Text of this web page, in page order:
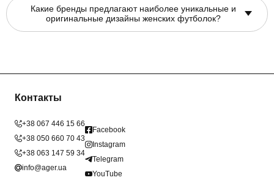
Какие бренды предлагают наиболее уникальные и
оригинальные дизайны женских футболок?
Контакты
+38 067 446 15 66
+38 050 660 70 43
+38 063 147 59 34
info@ager.ua
Facebook
Instagram
Telegram
YouTube